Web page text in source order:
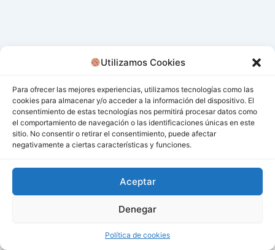
Utilizamos Cookies
Para ofrecer las mejores experiencias, utilizamos tecnologías como las
cookies para almacenar y/o acceder a la información del dispositivo. El
consentimiento de estas tecnologías nos permitirá procesar datos como
el comportamiento de navegación o las identificaciones únicas en este
sitio. No consentir o retirar el consentimiento, puede afectar
negativamente a ciertas características y funciones.
Aceptar
Denegar
Política de cookies
Todos los derechos © 2026 San Miguel De Los Bancos |